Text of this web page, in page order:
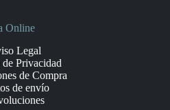
Online
Legal
Privacidad
de Compra
de envío